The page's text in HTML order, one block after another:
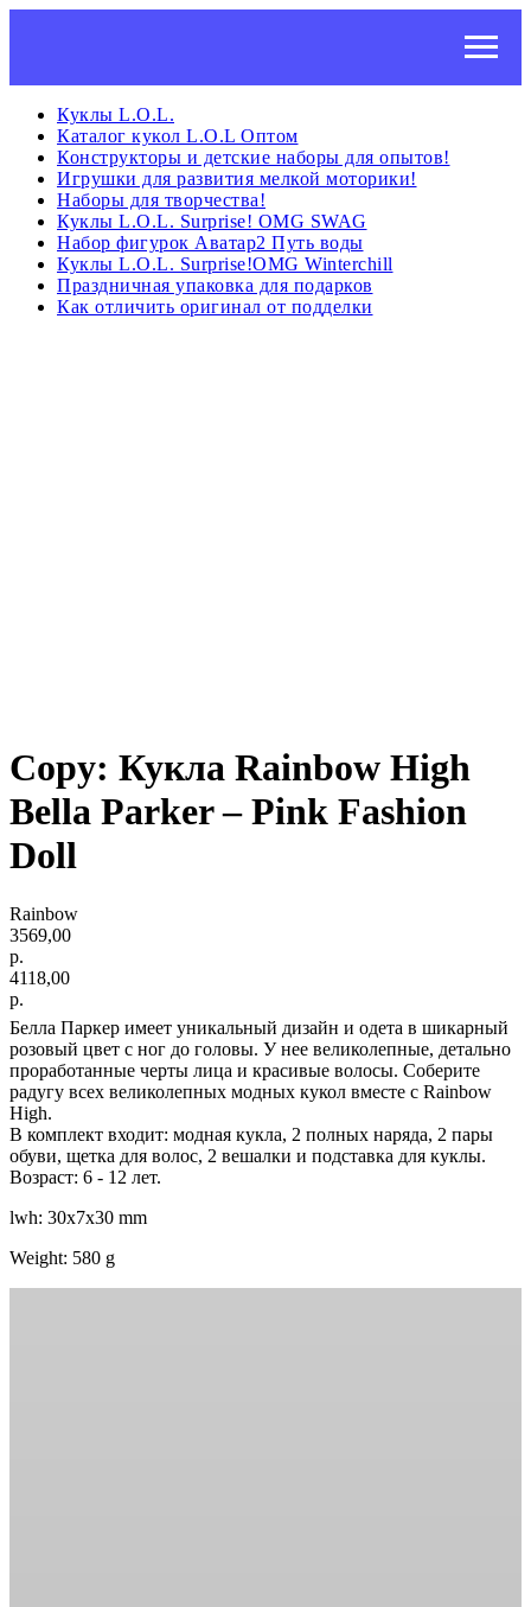
Куклы L.O.L.
Каталог кукол L.O.L Оптом
Конструкторы и детские наборы для опытов!
Игрушки для развития мелкой моторики!
Наборы для творчества!
Куклы L.O.L. Surprise! OMG SWAG
Набор фигурок Аватар2 Путь воды
Куклы L.O.L. Surprise!OMG Winterchill
Праздничная упаковка для подарков
Как отличить оригинал от подделки
Copy: Кукла Rainbow High
Bella Parker – Pink Fashion
Doll
Rainbow
3569,00
р.
4118,00
р.
Белла Паркер имеет уникальный дизайн и одета в шикарный
розовый цвет с ног до головы. У нее великолепные, детально
проработанные черты лица и красивые волосы. Соберите
радугу всех великолепных модных кукол вместе с Rainbow
High.
В комплект входит: модная кукла, 2 полных наряда, 2 пары
обуви, щетка для волос, 2 вешалки и подставка для куклы.
Возраст: 6 - 12 лет.
lwh: 30x7x30 mm
Weight: 580 g